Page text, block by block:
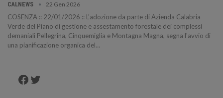
CALNEWS 22 Gen 2026
COSENZA :: 22/01/2026 :: L'adozione da parte di Azienda Calabria
Verde del Piano di gestione e assestamento forestale dei complessi
demaniali Pellegrina, Cinquemiglia e Montagna Magna, segna l'avvio di
una pianificazione organica del…
Facebook
Twitter